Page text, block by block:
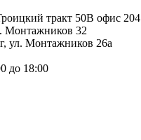
тракт 50В офис 204
Монтажников 32
ул. Монтажников 26а
до 18:00